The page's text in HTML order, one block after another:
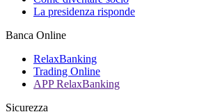
La presidenza risponde
Banca Online
RelaxBanking
Trading Online
APP RelaxBanking
Sicurezza